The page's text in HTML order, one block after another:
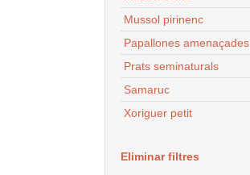
Mussol pirinenc
Papallones amenaçades
Prats seminaturals
Samaruc
Xoriguer petit
Eliminar filtres